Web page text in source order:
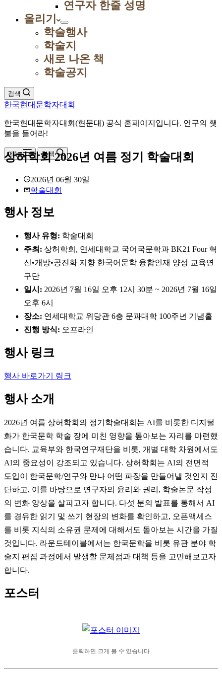
연구자 한줄 성명
올리기
학술행사
학술지
새로 나온 책
학술공지
검색
한국현대문학자대회
한국현대문학자대회(현문대) 공식 홈페이지입니다. 연구의 횃
불을 들어라!
메뉴 검색
상허학회 2026년 여름 정기 학술대회
2026년 06월 30일
학술대회
행사 정보
행사 유형: 학술대회
주최: 상허학회, 연세대학교 국어국문학과 BK21 Four 혁
신•개방•공진화 지향 한국어문학 융합인재 양성 교육연
구단
일시: 2026년 7월 16일 오후 12시 30분 ~ 2026년 7월 16일
오후 6시
장소: 연세대학교 위당관 6층 문과대학 100주년 기념홀
진행 방식: 오프라인
행사 링크
행사 바로가기 링크
행사 소개
2026년 여름 상허학회의 정기학술대회는 AI를 비롯한 디지털
화가 한국문학 학술 장에 미친 영향을 톺아보는 자리를 마련했
습니다. 교육부와 한국연구재단을 비롯, 개별 대학 차원에서도
AI의 중요성이 강조되고 있습니다. 상허학회는 AI의 전면적
도입이 한국문학/연구와 만나 어떤 파장을 만들어낼 것인지 진
단하고, 이를 바탕으로 연구자의 윤리와 권리, 학술논문 작성
의 변화 양상을 살피고자 합니다. 다섯 분의 발표를 통해서 AI
를 경유한 읽기 및 쓰기 현장의 변화를 확인하고, 오픈액세스
를 비롯 지식의 소유권 문제에 대해서도 돌아보는 시간을 가질
것입니다. 라운드테이블에서는 한국문학을 비롯 유관 분야 학
술지 편집 과정에서 발생할 문제점과 대책 등을 고민해보고자
합니다.
포스터
클릭하면 크게 볼 수 있습니다